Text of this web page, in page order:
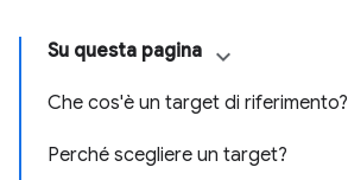
Su questa pagina
Che cos'è un target di riferimento?
Perché scegliere un target?